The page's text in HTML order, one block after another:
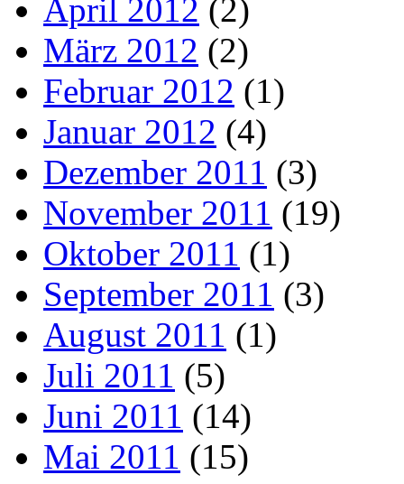
April 2012 (2)
März 2012 (2)
Februar 2012 (1)
Januar 2012 (4)
Dezember 2011 (3)
November 2011 (19)
Oktober 2011 (1)
September 2011 (3)
August 2011 (1)
Juli 2011 (5)
Juni 2011 (14)
Mai 2011 (15)